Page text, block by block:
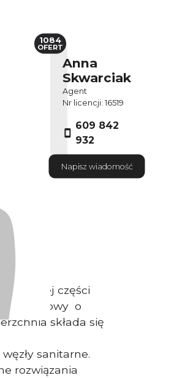
Anna
Skwarciak
Agent
Nr licencji: 16519
609 842
932
Napisz wiadomość
1084
OFERT
części
o
składa się
sanitarne.
rozwiązania